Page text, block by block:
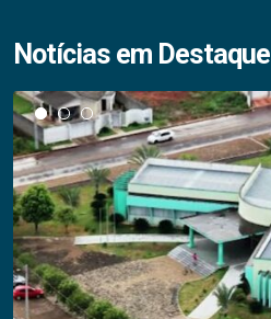
Notícias em Destaque